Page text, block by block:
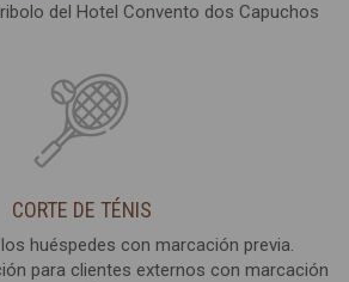
del Hotel Convento dos Capuchos
CORTE DE TÉNIS
huéspedes con marcación previa.
para clientes externos con marcación